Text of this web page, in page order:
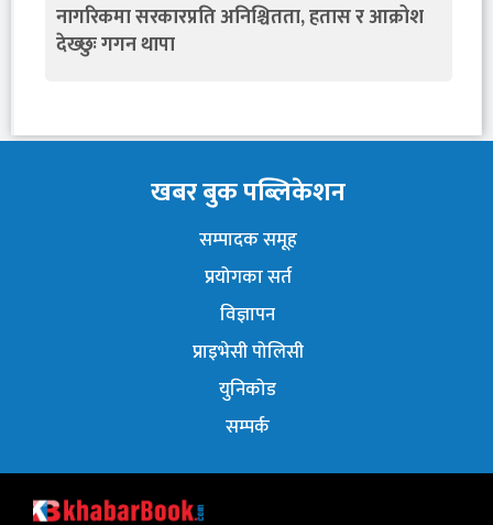
नागरिकमा सरकारप्रति अनिश्चितता, हतास र आक्रोश
देख्छुः गगन थापा
खबर बुक पब्लिकेशन
सम्पादक समूह
प्रयोगका सर्त
विज्ञापन
प्राइभेसी पोलिसी
युनिकोड
सम्पर्क